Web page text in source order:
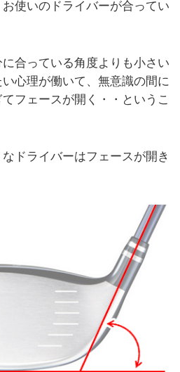
使いのドライバーが合ってい
合っている角度よりも小さい
心理が働いて、無意識の間に
フェースが開く・・というこ
ドライバーはフェースが開き